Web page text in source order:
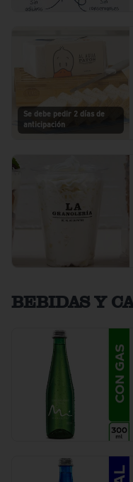
Se debe pedir 2 días de
anticipación
BEBIDAS Y